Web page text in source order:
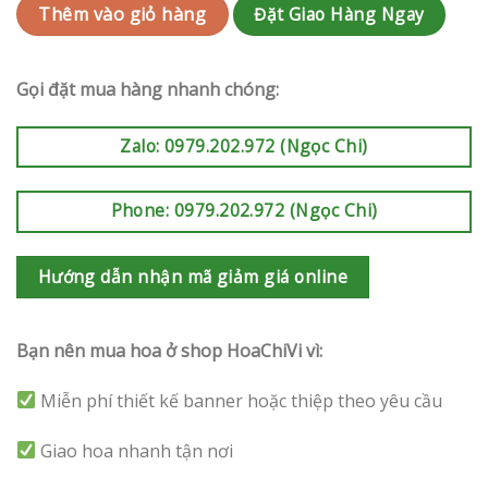
Thêm vào giỏ hàng Đặt Giao Hàng Ngay
Gọi đặt mua hàng nhanh chóng:
Zalo: 0979.202.972 (Ngọc Chi)
Phone: 0979.202.972 (Ngọc Chi)
Hướng dẫn nhận mã giảm giá online
Bạn nên mua hoa ở shop HoaChiVi vì:
Miễn phí thiết kế banner hoặc thiệp theo yêu cầu
Giao hoa nhanh tận nơi